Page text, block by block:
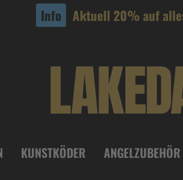
Info Aktuell 20% auf
KUNSTKÖDER ANGELZUBEHÖR